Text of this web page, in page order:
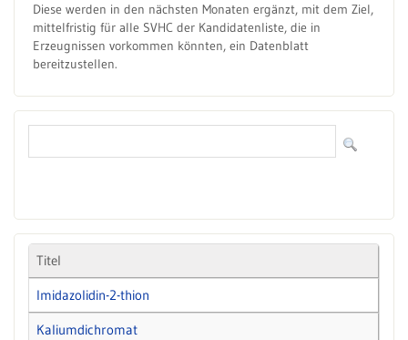
Diese werden in den nächsten Monaten ergänzt, mit dem Ziel,
mittelfristig für alle SVHC der Kandidatenliste, die in
Erzeugnissen vorkommen könnten, ein Datenblatt
bereitzustellen.
Titel
Imidazolidin-2-thion
Kaliumdichromat